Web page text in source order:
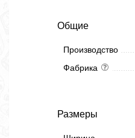
Общие
Производство
Фабрика
Размеры